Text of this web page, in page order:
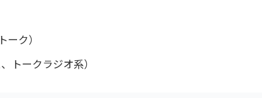
ーク）
トークラジオ系）